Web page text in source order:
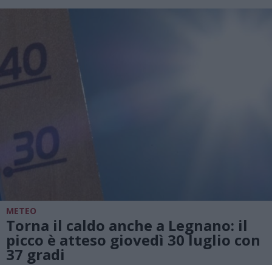
METEO
Torna il caldo anche a Legnano: il
picco è atteso giovedì 30 luglio con
37 gradi